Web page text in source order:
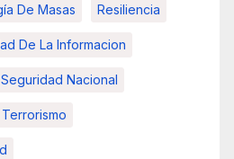
De Masas Resiliencia
De La Informacion
Seguridad Nacional
Terrorismo